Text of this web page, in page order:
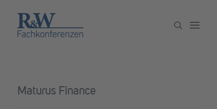
Partner werden
Maturus Finance